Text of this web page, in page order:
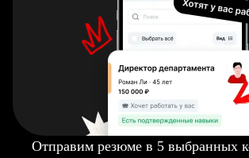
Отправим резюме в 5 выбранных